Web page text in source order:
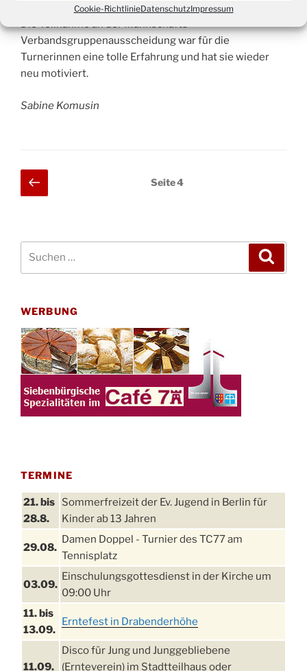
Cookie-RichtlinieDatenschutzImpressum
Die Teilnahme an der Mannschafts-
Verbandsgruppenausscheidung war für die
Turnerinnen eine tolle Erfahrung und hat sie wieder
neu motiviert.
Sabine Komusin
Seitennummerierung
der
Vorherige
Seite
Seite4
WERBUNG
TERMINE
21. bis
28.8.
Sommerfreizeit der Ev. Jugend in Berlin für
Kinder ab 13 Jahren
29.08.
Damen Doppel - Turnier des TC77 am
Tennisplatz
03.09.
Einschulungsgottesdienst in der Kirche um
09:00 Uhr
11. bis
13.09.
Erntefest in Drabenderhöhe
11.09.
Disco für Jung und Junggebliebene
(Ernteverein) im Stadtteilhaus oder